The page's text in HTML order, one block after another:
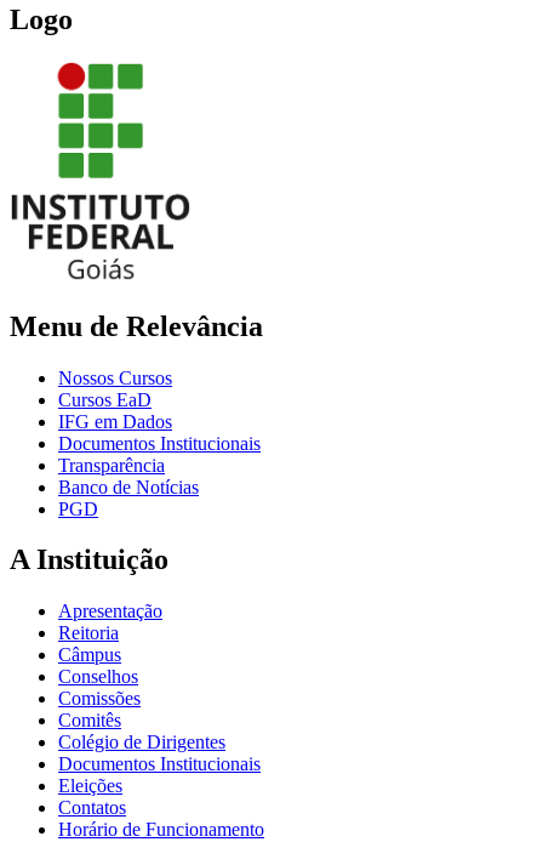
Logo
Menu de Relevância
Nossos Cursos
Cursos EaD
IFG em Dados
Documentos Institucionais
Transparência
Banco de Notícias
PGD
A Instituição
Apresentação
Reitoria
Câmpus
Conselhos
Comissões
Comitês
Colégio de Dirigentes
Documentos Institucionais
Eleições
Contatos
Horário de Funcionamento